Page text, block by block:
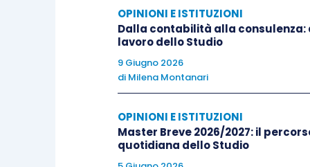
nell’informazione professionale per
editoriale e formativo costruito sulla
La partnership si svilupperà su due
contributi editoriali mensili su
OPINIONI E ISTITUZIONI
Dalla contabilità alla consulenza:
lavoro dello Studio
9 Giugno 2026
di Milena Montanari
OPINIONI E ISTITUZIONI
Master Breve 2026/2027: il
quotidiana dello Studio